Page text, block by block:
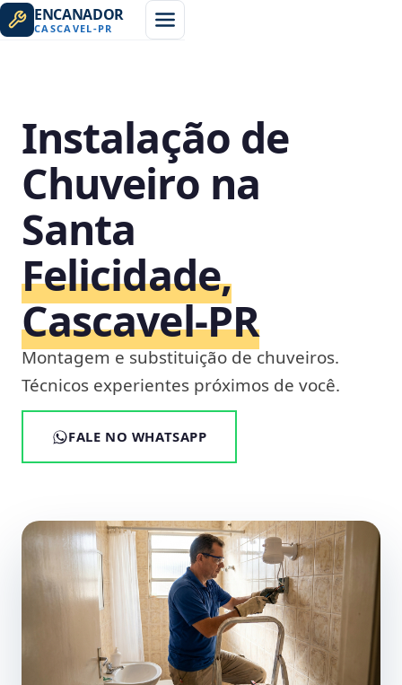
ENCANADOR
CASCAVEL-PR
Instalação de
Chuveiro na
Santa
Felicidade,
Cascavel‑PR
Montagem e substituição de chuveiros.
Técnicos experientes próximos de você.
FALE NO WHATSAPP